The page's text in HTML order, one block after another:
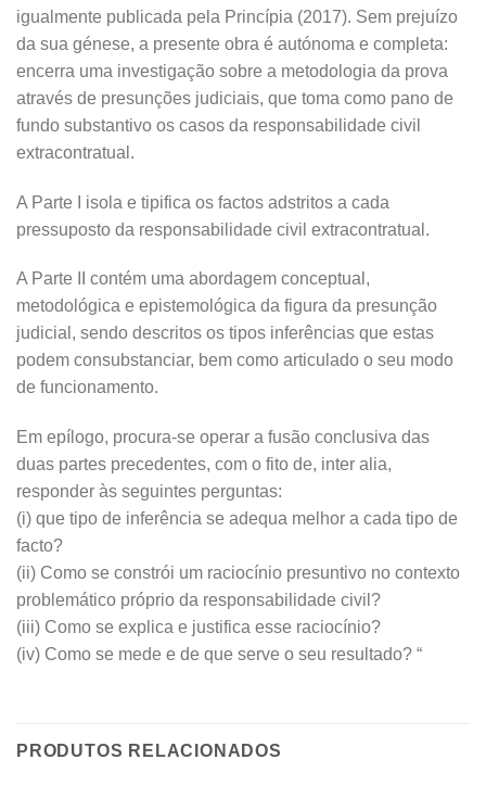
igualmente publicada pela Princípia (2017). Sem prejuízo
da sua génese, a presente obra é autónoma e completa:
encerra uma investigação sobre a metodologia da prova
através de presunções judiciais, que toma como pano de
fundo substantivo os casos da responsabilidade civil
extracontratual.
A Parte I isola e tipifica os factos adstritos a cada
pressuposto da responsabilidade civil extracontratual.
A Parte II contém uma abordagem conceptual,
metodológica e epistemológica da figura da presunção
judicial, sendo descritos os tipos inferências que estas
podem consubstanciar, bem como articulado o seu modo
de funcionamento.
Em epílogo, procura-se operar a fusão conclusiva das
duas partes precedentes, com o fito de, inter alia,
responder às seguintes perguntas:
(i) que tipo de inferência se adequa melhor a cada tipo de
facto?
(ii) Como se constrói um raciocínio presuntivo no contexto
problemático próprio da responsabilidade civil?
(iii) Como se explica e justifica esse raciocínio?
(iv) Como se mede e de que serve o seu resultado? “
PRODUTOS RELACIONADOS